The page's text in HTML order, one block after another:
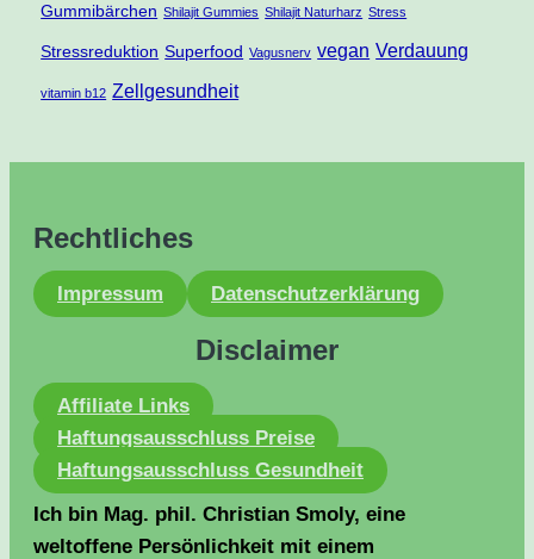
Gummibärchen Shilajit Gummies Shilajit Naturharz Stress
Stressreduktion Superfood Vagusnerv vegan Verdauung
vitamin b12 Zellgesundheit
Rechtliches
Impressum Datenschutzerklärung
Disclaimer
Affiliate Links
Haftungsausschluss Preise
Haftungsausschluss Gesundheit
Ich bin Mag. phil. Christian Smoly, eine
weltoffene Persönlichkeit mit einem